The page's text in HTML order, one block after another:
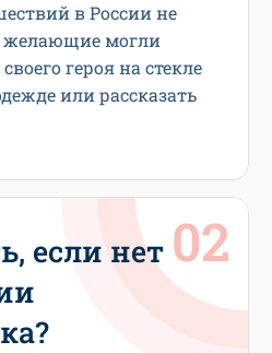
в России не
желающие могли
героя на стекле
или рассказать
если нет